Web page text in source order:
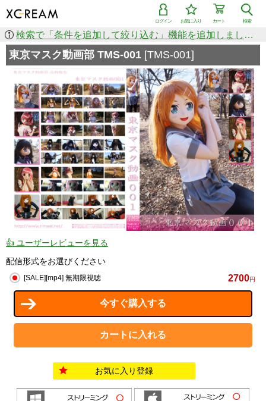
検索
カート
お気に入り
ログイン
検索で「条件を追加して絞り込む」機能を追加しました！
東京マスク動画部 TMS-001 [TMS-001]
👍 ユーザーレビューを見る
配信形式をお選びください
[SALE][mp4] 無期限視聴 2700円
お気に入り登録